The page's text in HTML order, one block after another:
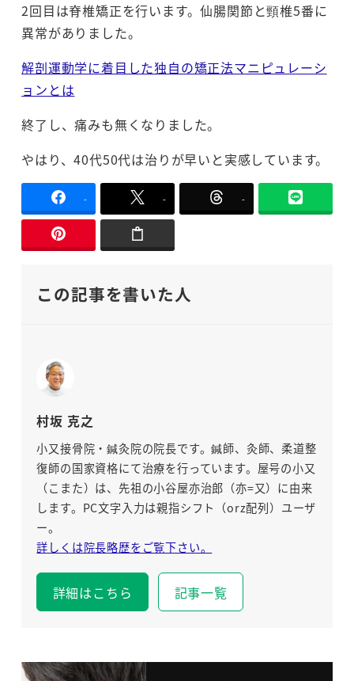
2回目は脊椎矯正を行います。仙腸関節と頸椎5番に
異常がありました。
解剖運動学に着目した独自の矯正法マニピュレーシ
ョンとは
終了し、痛みも無くなりました。
やはり、40代50代は治りが早いと実感しています。
- - -
この記事を書いた人
村坂 克之
小又接骨院・鍼灸院の院長です。鍼師、灸師、柔道整
復師の国家資格にて治療を行っています。屋号の小又
（こまた）は、先祖の小谷屋亦治郎（亦=又）に由来
します。PC文字入力は親指シフト（orz配列）ユーザ
ー。
詳しくは院長略歴をご覧下さい。
詳細はこちら 記事一覧